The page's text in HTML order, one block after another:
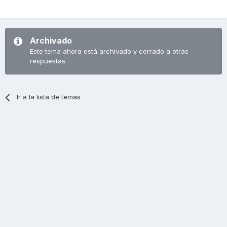
Archivado
Este tema ahora está archivado y cerrado a otras
respuestas.
Ir a la lista de temas